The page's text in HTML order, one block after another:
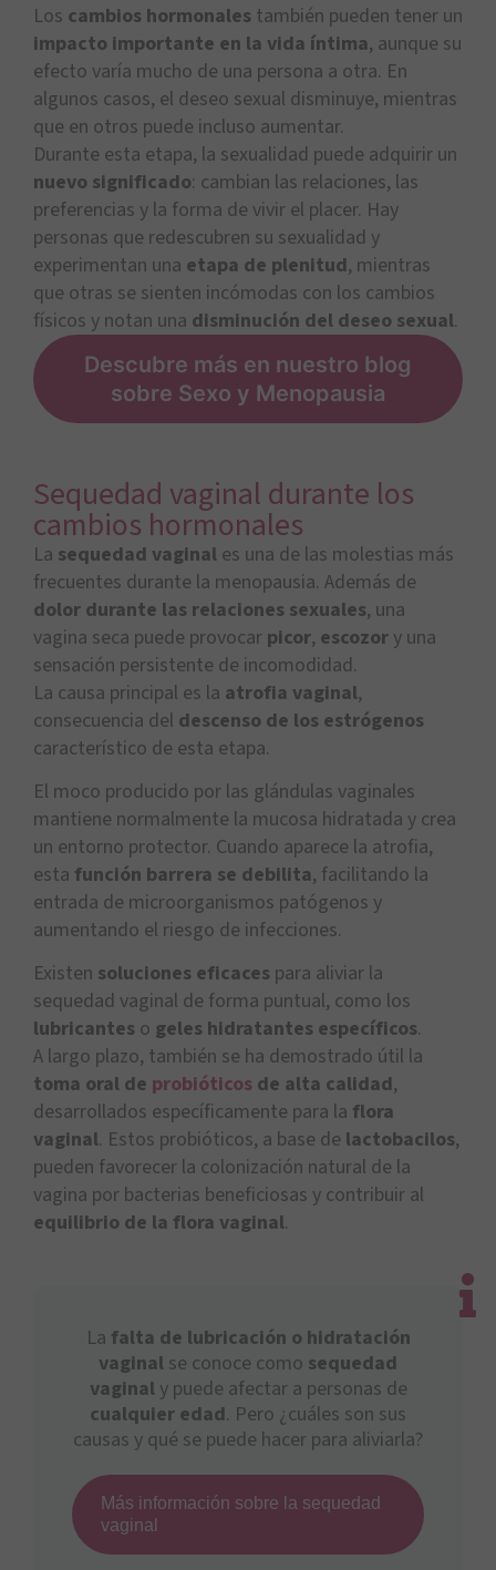
Los cambios hormonales también pueden tener un
impacto importante en la vida íntima, aunque su
efecto varía mucho de una persona a otra. En
algunos casos, el deseo sexual disminuye, mientras
que en otros puede incluso aumentar.
Durante esta etapa, la sexualidad puede adquirir un
nuevo significado: cambian las relaciones, las
preferencias y la forma de vivir el placer. Hay
personas que redescubren su sexualidad y
experimentan una etapa de plenitud, mientras
que otras se sienten incómodas con los cambios
físicos y notan una disminución del deseo sexual.
Descubre más en nuestro blog
sobre Sexo y Menopausia
Sequedad vaginal durante los
cambios hormonales
La sequedad vaginal es una de las molestias más
frecuentes durante la menopausia. Además de
dolor durante las relaciones sexuales, una
vagina seca puede provocar picor, escozor y una
sensación persistente de incomodidad.
La causa principal es la atrofia vaginal,
consecuencia del descenso de los estrógenos
característico de esta etapa.
El moco producido por las glándulas vaginales
mantiene normalmente la mucosa hidratada y crea
un entorno protector. Cuando aparece la atrofia,
esta función barrera se debilita, facilitando la
entrada de microorganismos patógenos y
aumentando el riesgo de infecciones.
Existen soluciones eficaces para aliviar la
sequedad vaginal de forma puntual, como los
lubricantes o geles hidratantes específicos.
A largo plazo, también se ha demostrado útil la
toma oral de probióticos de alta calidad,
desarrollados específicamente para la flora
vaginal. Estos probióticos, a base de lactobacilos,
pueden favorecer la colonización natural de la
vagina por bacterias beneficiosas y contribuir al
equilibrio de la flora vaginal.
La falta de lubricación o hidratación
vaginal se conoce como sequedad
vaginaly puede afectar a personas de
cualquier edad. Pero ¿cuáles son sus
causas y qué se puede hacer para aliviarla?
Más información sobre la sequedad
vaginal